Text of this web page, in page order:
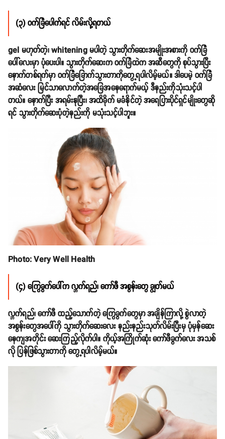
(၃) ဝက်ခြံပေါက်ရင် လိမ်းလို့ရတယ်
gel မဟုတ်တဲ့၊ whitening မပါတဲ့ သွားတိုက်ဆေးအမျိုးအစားကို ဝက်ခြံ
ပေါ်လေးမှာ ပုံပေးပါ။ သွားတိုက်ဆေးက ဝက်ခြံထဲက အဆီတွေကို စုပ်သွားပြီး
နောက်တစ်ရက်မှာ ဝက်ခြံခြောက်သွားတာကိုတွေ့ရပါလိမ့်မယ်။ ဒါပေမဲ့ ဝက်ခြံ
အဆံလေး မြင်သာလောက်တဲ့အခြေအနေရောက်မယ့် ဒီနည်းကိုသုံးသင့်ပါ
တယ်။ နောက်ပြီး အရမ်းနုပြီး၊ အထိခိုက် မခံနိုင်တဲ့ အရေပြားပိုင်ရှင်မျိုးတွေဆို
ရင် သွားတိုက်ဆေးပုံတဲ့နည်းကို မသုံးသင့်ပါဘူး။
Photo: Very Well Health
(၄) ကြွေခွက်ပေါ်က လ္ဘက်ရည်၊ ကော်ဖီ အစွန်းတွေ ချွတ်မယ်
လ္ဘက်ရည်၊ ကော်ဖီ ထည့်သောက်တဲ့ ကြွေခွက်တွေမှာ အချိန်ကြာလို့ စွဲလာတဲ့
အစွန်းတွေအပေါ်ကို သွားတိုက်ဆေးလေး နည်းနည်းသုတ်လိမ်းပြီးမှ ပုံမှန်ဆေး
နေကျအတိုင်း ဆေးကြည့်လိုက်ပါ။ ကိုယ့်အကြိုက်ဆုံး ကော်ဖီခွက်လေး အသစ်
လို ပြန်ဖြစ်သွားတာကို တွေ့ရပါလိမ့်မယ်။